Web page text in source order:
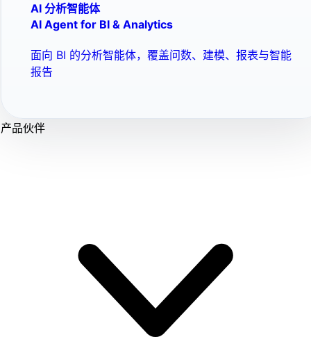
AI 分析智能体
AI Agent for BI & Analytics
面向 BI 的分析智能体，覆盖问数、建模、报表与智能
报告
产品伙伴